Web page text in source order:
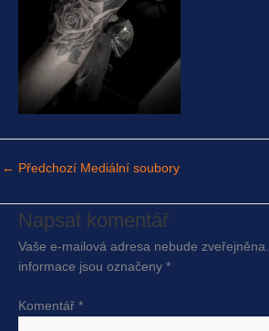
← Předchozí Mediální soubory
Napsat komentář
Vaše e-mailová adresa nebude zveřejněna.
informace jsou označeny *
Komentář *